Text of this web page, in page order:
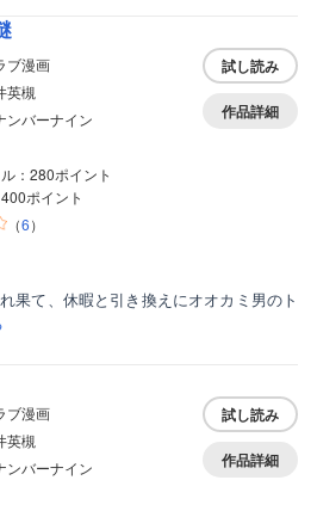
ブ漫画
英槻
ンバーナイン
：280ポイント
ポイント
（6）
試し読み
作品詳細
果て、休暇と引き換えにオオカミ男のト
ブ漫画
英槻
ンバーナイン
試し読み
作品詳細